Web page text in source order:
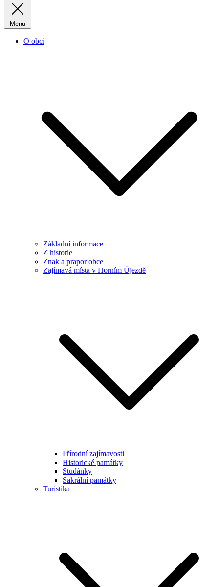
Menu
O obci
Základní informace
Z historie
Znak a prapor obce
Zajímavá místa v Horním Újezdě
Přírodní zajímavosti
Historické památky
Studánky
Sakrální památky
Turistika